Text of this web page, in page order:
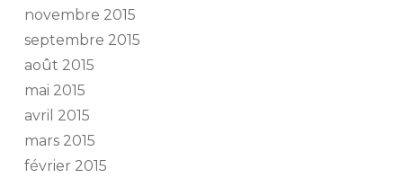
novembre 2015
septembre 2015
août 2015
mai 2015
avril 2015
mars 2015
février 2015